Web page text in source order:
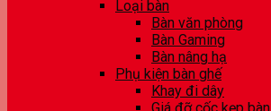
Loại bàn
Bàn văn phòng
Bàn Gaming
Bàn nâng hạ
Phụ kiện bàn ghế
Khay đi dây